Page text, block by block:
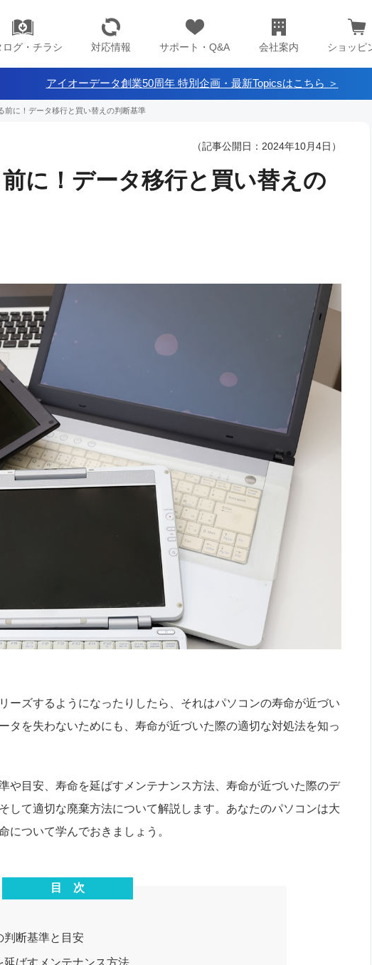
ログ・チラシ 対応情報 サポート・Q&A 会社案内 ショッピ
アイオーデータ創業50周年 特別企画・最新Topicsはこちら ＞
前に！データ移行と買い替えの判断基準
（記事公開日：2024年10月4日）
に！データ移行と買い替えの
ーズするようになったりしたら、それはパソコンの寿命が近づい
タを失わないためにも、寿命が近づいた際の適切な対処法を知っ
や目安、寿命を延ばすメンテナンス方法、寿命が近づいた際のデ
して適切な廃棄方法について解説します。あなたのパソコンは大
について学んでおきましょう。
目 次
判断基準と目安